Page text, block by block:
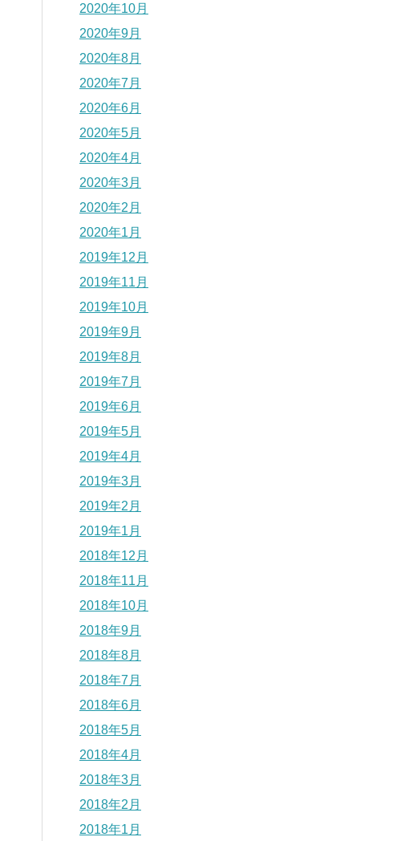
2020年10月
2020年9月
2020年8月
2020年7月
2020年6月
2020年5月
2020年4月
2020年3月
2020年2月
2020年1月
2019年12月
2019年11月
2019年10月
2019年9月
2019年8月
2019年7月
2019年6月
2019年5月
2019年4月
2019年3月
2019年2月
2019年1月
2018年12月
2018年11月
2018年10月
2018年9月
2018年8月
2018年7月
2018年6月
2018年5月
2018年4月
2018年3月
2018年2月
2018年1月